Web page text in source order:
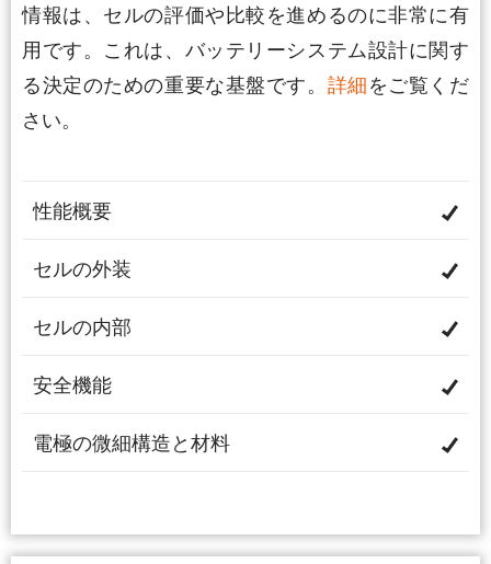
情報は、セルの評価や比較を進めるのに非常に有
用です。これは、バッテリーシステム設計に関す
る決定のための重要な基盤です。 詳細をご覧くだ
さい。
性能概要
セルの外装
セルの内部
安全機能
電極の微細構造と材料